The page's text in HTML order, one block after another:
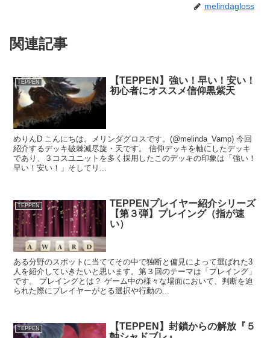
melindagloss
関連記事
TEPPEN
【TEPPEN】強い！早い！安い！
初心者にオススメ信仰黒紫天
めりんD こんにちは。メリンダグロスです。(@melinda_Vamp) 今回
紹介するデッキ破棘滅尽旋・天です。 信仰デッキを軸にしたデッキ
であり、３コスユニットを多く採用したこのデッキの印象は「強い！
早い！安い！」そしてリ...
TEPPEN
TEPPENプレイヤー紹介シリーズ
【第３弾】プレイング（指が速
い）
ある分野のスポットに当ててその中で独断と偏見によって選ばれた3
人を紹介していきたいと思います。第３回のテーマは「プレイング」
です。 プレイングとは？ ゲーム中の様々な場面において、判断を迫
られた際にプレイヤーがとる選択や行動の...
TEPPEN
【TEPPEN】封鎖からの解放『５